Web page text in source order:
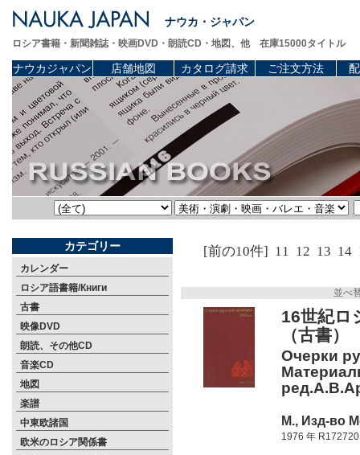
ナウカ・ジャパン
ロシア書籍・新聞雑誌・映画DVD・朗読CD・地図、他 在庫15000タイトル
ナウカジャパン 店舗地図 カタログ請求 ご注文方法
カテゴリー
カレンダー
ロシア語書籍/Книги
古書
映像DVD
朗読、その他CD
音楽CD
地図
楽譜
中東欧諸国
欧米のロシア関係書
[前の10件] 11 12 13 14
並べ
16世紀
（古書）
Очерки
М., Изд-во
1976 年 R172720